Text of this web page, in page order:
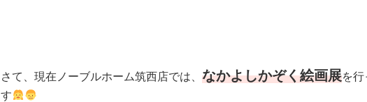
さて、現在ノーブルホーム筑西店では、 なかよしかぞく絵画展を
す